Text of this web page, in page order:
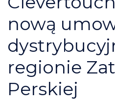
nową
regionie
Perskiej